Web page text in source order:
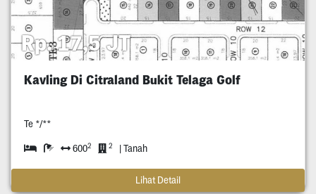
Rp. 17,5 JT
Kavling Di Citraland Bukit Telaga Golf
Te */**
6002 2 | Tanah
Lihat Detail